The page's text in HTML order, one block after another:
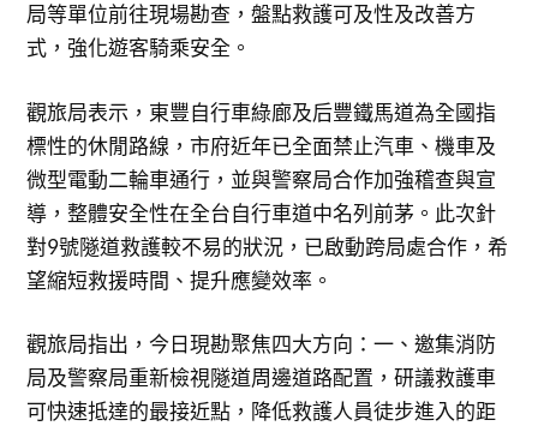
局等單位前往現場勘查，盤點救護可及性及改善方
式，強化遊客騎乘安全。
觀旅局表示，東豐自行車綠廊及后豐鐵馬道為全國指
標性的休閒路線，市府近年已全面禁止汽車、機車及
微型電動二輪車通行，並與警察局合作加強稽查與宣
導，整體安全性在全台自行車道中名列前茅。此次針
對9號隧道救護較不易的狀況，已啟動跨局處合作，希
望縮短救援時間、提升應變效率。
觀旅局指出，今日現勘聚焦四大方向：一、邀集消防
局及警察局重新檢視隧道周邊道路配置，研議救護車
可快速抵達的最接近點，降低救護人員徒步進入的距